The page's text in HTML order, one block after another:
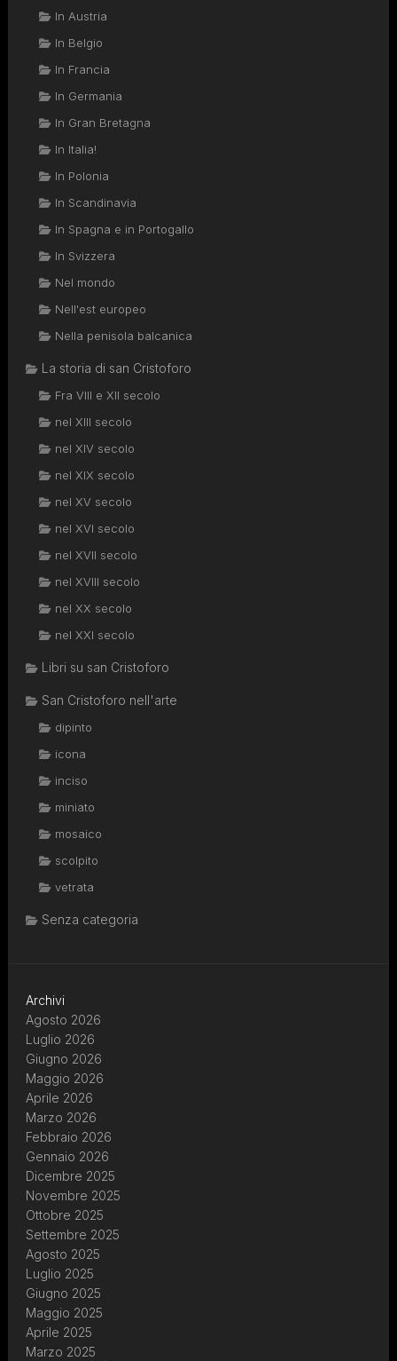
In Austria
In Belgio
In Francia
In Germania
In Gran Bretagna
In Italia!
In Polonia
In Scandinavia
In Spagna e in Portogallo
In Svizzera
Nel mondo
Nell'est europeo
Nella penisola balcanica
La storia di san Cristoforo
Fra VIII e XII secolo
nel XIII secolo
nel XIV secolo
nel XIX secolo
nel XV secolo
nel XVI secolo
nel XVII secolo
nel XVIII secolo
nel XX secolo
nel XXI secolo
Libri su san Cristoforo
San Cristoforo nell'arte
dipinto
icona
inciso
miniato
mosaico
scolpito
vetrata
Senza categoria
Archivi
Agosto 2026
Luglio 2026
Giugno 2026
Maggio 2026
Aprile 2026
Marzo 2026
Febbraio 2026
Gennaio 2026
Dicembre 2025
Novembre 2025
Ottobre 2025
Settembre 2025
Agosto 2025
Luglio 2025
Giugno 2025
Maggio 2025
Aprile 2025
Marzo 2025